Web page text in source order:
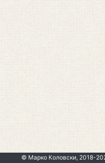
© Марко Коловски, 2018-